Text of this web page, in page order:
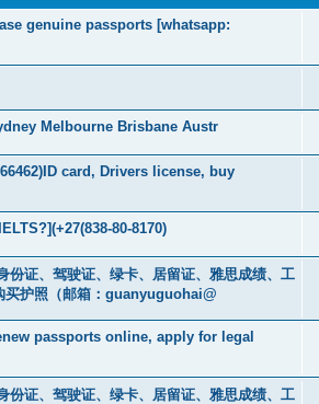
genuine passports [whatsapp:
Melbourne Brisbane Austr
card, Drivers license, buy
80-8170)
证、驾驶证、绿卡、居留证、雅思成绩、工
买护照（邮箱：guanyuguohai@
passports online, apply for legal
证、驾驶证、绿卡、居留证、雅思成绩、工